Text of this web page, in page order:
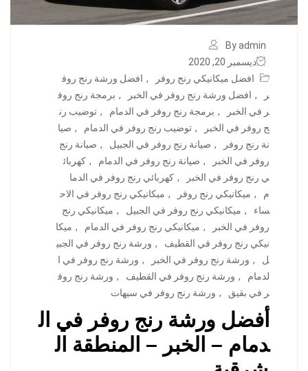
By admin
ديسمبر 20, 2020
افضل ميكانيكي رنج روفر
, افضل ورشة رنج روف
ر
, افضل ورشة رنج روفر في الخبر , برمجة رنج روف
ر في الخبر
, برمجة رنج روفر في الدمام , توضيب رن
ج روفر في الخبر
, توضيب رنج روفر في الدمام , صيا
نة رنج روفر
, صيانة رنج روفر في الجبيل , صيانة رنج
روفر في الخبر
, صيانة رنج روفر في الدمام , كهربائ
ي رنج روفر في الخبر
, كهربائي رنج روفر في الدما
م
, ميكانيكي رنج روفر , ميكانيكي رنج روفر في الاح
ساء
, ميكانيكي رنج روفر في الجبيل , ميكانيكي رنج
روفر في الخبر
, ميكانيكي رنج روفر في الدمام , ميكا
نيكي رنج روفر في القطيف
, ورشة رنج روفر في الجبي
ل
, ورشة رنج روفر في الخبر , ورشة رنج روفر في ا
لدمام
, ورشة رنج روفر في القطيف , ورشة رنج روف
ر في بقيق
, ورشة رنج روفر في سيهات
أفضل ورشة رنج روفر في ال
دمام – الخبر – المنطقة ال